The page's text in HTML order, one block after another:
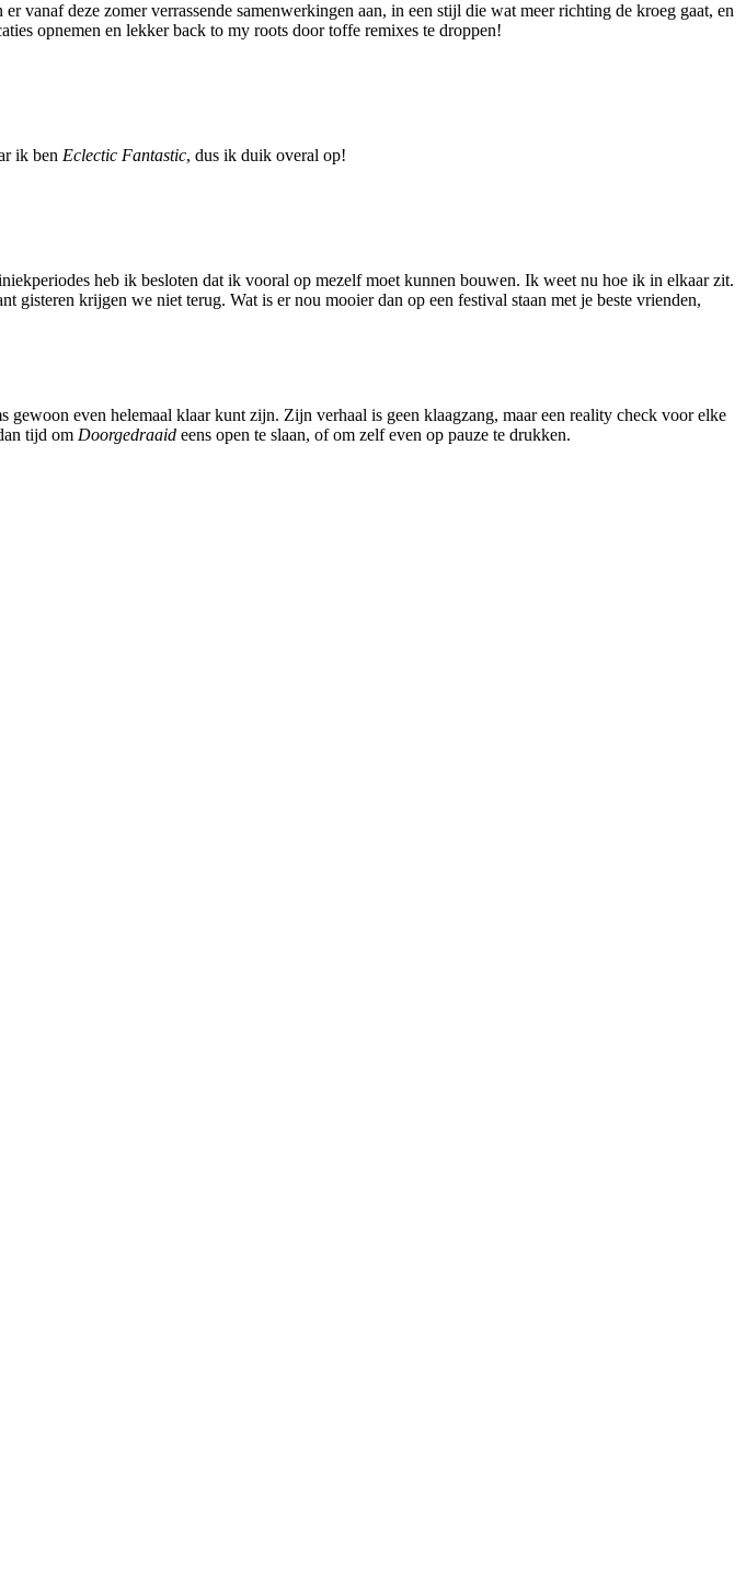
vanaf deze zomer verrassende samenwerkingen aan, in een stijl die wat meer richting de kroeg gaat, en
opnemen en lekker back to my roots door toffe remixes te droppen!
ik ben Eclectic Fantastic, dus ik duik overal op!
heb ik besloten dat ik vooral op mezelf moet kunnen bouwen. Ik weet nu hoe ik in elkaar zit.
gisteren krijgen we niet terug. Wat is er nou mooier dan op een festival staan met je beste vrienden,
even helemaal klaar kunt zijn. Zijn verhaal is geen klaagzang, maar een reality check voor elke
tijd om Doorgedraaid eens open te slaan, of om zelf even op pauze te drukken.